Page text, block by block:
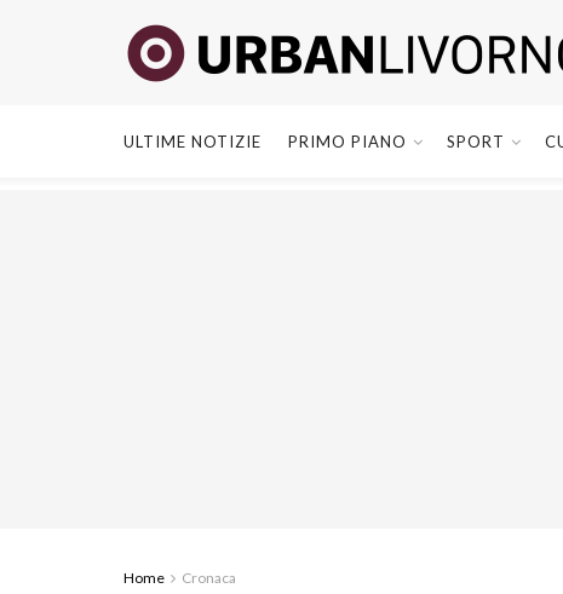
ULTIME NOTIZIE PRIMO PIANO SPORT
Home Cronaca